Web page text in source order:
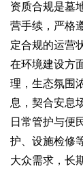
ar
资质合规是墓
营手续，严格
定合规的运营
在环境建设方
理，生态氛围
息，契合安息
日常管护与便
护、设施检修
大众需求，长